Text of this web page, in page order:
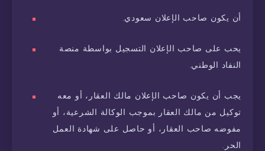
أن يكون صاحب الإعلان سعودي.
يحب على صاحب الإعلان التسجيل بواسطة منصة
النفاد الوطني.
يجب أن يكون صاحب الإعلان مالك العقار، أو معه
توكيل من مالك العقار بموجب الوكالة الشرعية، أو
مفوضه صاحب العقار، أو حاصل على شهادة العمل
الحر.